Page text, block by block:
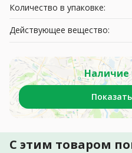
Количество в упаковке:
Действующее вещество:
Наличие
С этим товаром